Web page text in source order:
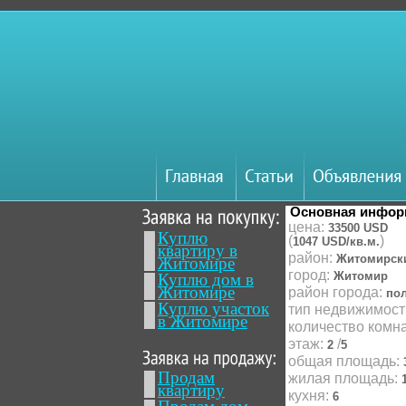
Куплю
квартиру в
Житомире
Куплю дом в
Житомире
Куплю участок
в Житомире
Продам
квартиру
Основная
цена: 33500 USD
(1047 USD/кв.м.)
район:
город: Житомир
район города:
тип
количество
этаж: 2 /5
общая площадь:
жилая площадь:
кухня: 6